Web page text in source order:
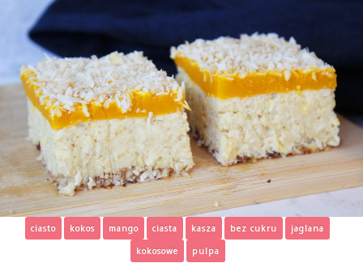
ciasto kokos mango ciasta kasza bez cukru
jaglana
kokosowe
pulpa